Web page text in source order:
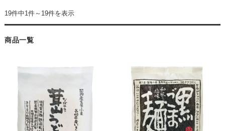
19件中1件～19件を表示
商品一覧